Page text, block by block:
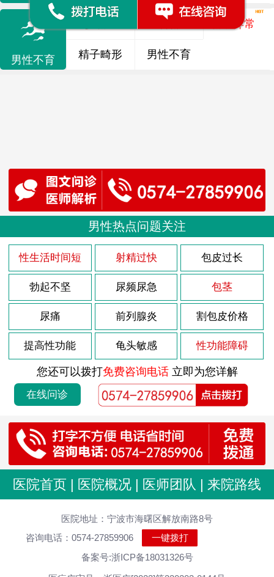
男性不育
弱精 精液异常
精子畸形 男性不育
男性热点问题关注
性生活时间短 射精过快 包皮过长
勃起不坚 尿频尿急 包茎
尿痛 前列腺炎 割包皮价格
提高性功能 龟头敏感 性功能障碍
您还可以拨打免费咨询电话立即为您详解
在线问诊
医院首页 | 医院概况 | 医师团队 | 来院路线
医院地址：宁波市海曙区解放南路8号
咨询电话：0574-27859906
一键拨打
备案号:浙ICP备18031326号